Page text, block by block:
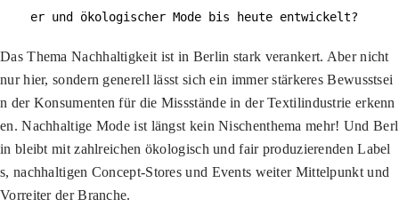
er und ökologischer Mode bis heute entwickelt?
Das Thema Nachhaltigkeit ist in Berlin stark verankert. Aber nicht
nur hier, sondern generell lässt sich ein immer stärkeres Bewusstsei
n der Konsumenten für die Missstände in der Textilindustrie erkenn
en. Nachhaltige Mode ist längst kein Nischenthema mehr! Und Berl
in bleibt mit zahlreichen ökologisch und fair produzierenden Label
s, nachhaltigen Concept-Stores und Events weiter Mittelpunkt und
Vorreiter der Branche.